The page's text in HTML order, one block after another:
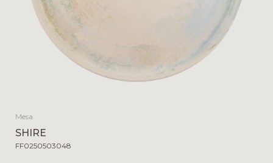
Mesa
SHIRE
FF0250503048